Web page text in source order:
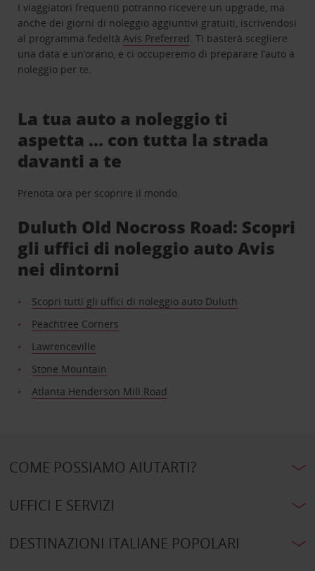
I viaggiatori frequenti potranno ricevere un upgrade, ma
anche dei giorni di noleggio aggiuntivi gratuiti, iscrivendosi
al programma fedeltàAvis Preferred. Ti basterà scegliere
una data e un’orario, e ci occuperemo di preparare l’auto a
noleggio per te.
La tua auto a noleggio ti
aspetta … con tutta la strada
davanti a te
Prenota ora per scoprire il mondo.
Duluth Old Nocross Road: Scopri
gli uffici di noleggio auto Avis
nei dintorni
Scopri tutti gli uffici di noleggio auto Duluth
Peachtree Corners
Lawrenceville
Stone Mountain
Atlanta Henderson Mill Road
COME POSSIAMO AIUTARTI?
UFFICI E SERVIZI
DESTINAZIONI ITALIANE POPOLARI